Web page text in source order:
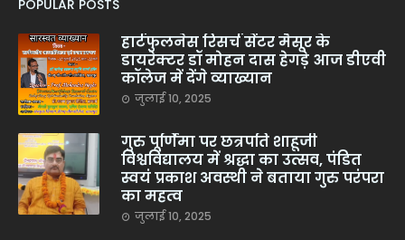
POPULAR POSTS
हार्टफुलनेस रिसर्च सेंटर मैसूर के
डायरेक्टर डॉ मोहन दास हेगड़े आज डीएवी
कॉलेज में देंगे व्याख्यान
जुलाई 10, 2025
गुरु पूर्णिमा पर छत्रपति शाहूजी
विश्वविद्यालय में श्रद्धा का उत्सव, पंडित
स्वयं प्रकाश अवस्थी ने बताया गुरु परंपरा
का महत्व
जुलाई 10, 2025